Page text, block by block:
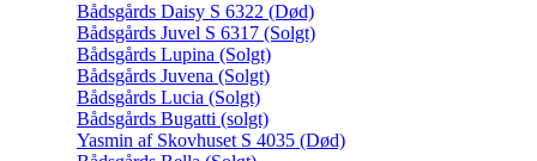
Bådsgårds Daisy S 6322 (Død)
Bådsgårds Juvel S 6317 (Solgt)
Bådsgårds Lupina (Solgt)
Bådsgårds Juvena (Solgt)
Bådsgårds Lucia (Solgt)
Bådsgårds Bugatti (solgt)
Yasmin af Skovhuset S 4035 (Død)